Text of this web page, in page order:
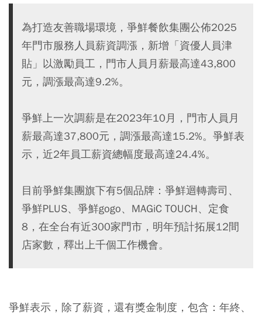
為打造友善職場環境，爭鮮餐飲集團公佈2025
年門市服務人員薪資調漲，新增「資優人員津
貼」以激勵員工，門市人員月薪最高達43,800
元，調漲最高達9.2%。
爭鮮上一次調薪是在2023年10月，門市人員月
薪最高達37,800元，調漲最高達15.2%。爭鮮表
示，近2年員工薪資總幅度最高達24.4%。
目前爭鮮集團旗下有5個品牌：爭鮮迴轉壽司、
爭鮮PLUS、爭鮮gogo、MAGiC TOUCH、定食
8，在全台有近300家門市，明年預計拓展12間
店家數，釋出上千個工作機會。
爭鮮表示，除了薪資，還有獎金制度，包含：年終、